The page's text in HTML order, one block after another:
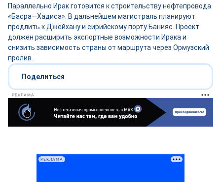
Параллельно Ирак готовится к строительству нефтепровода
«Басра—Хадиса». В дальнейшем магистраль планируют
продлить к Джейхану и сирийскому порту Банияс. Проект
должен расширить экспортные возможности Ирака и
снизить зависимость страны от маршрута через Ормузский
пролив.
Поделиться
РЕКЛАМА
РЕКЛАМА